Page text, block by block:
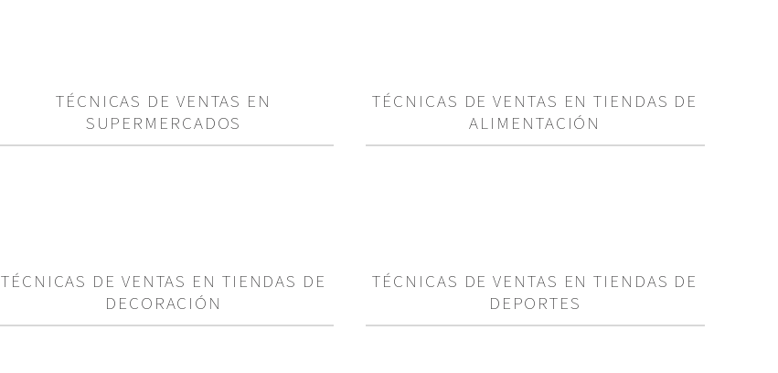
TÉCNICAS DE VENTAS EN
SUPERMERCADOS
TÉCNICAS DE VENTAS EN TIENDAS DE
ALIMENTACIÓN
TÉCNICAS DE VENTAS EN TIENDAS DE
DECORACIÓN
TÉCNICAS DE VENTAS EN TIENDAS DE
DEPORTES